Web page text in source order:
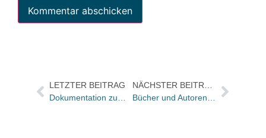
LETZTER BEITRAG
Dokumentation zum 70. Geburtstag von John Irving
NÄCHSTER BEITRAG
Bücher und Autoren in der ZEIT und im FREITAG – und Donald Ray Pollock versteht sich auf „Das Handwerk des Teufels“